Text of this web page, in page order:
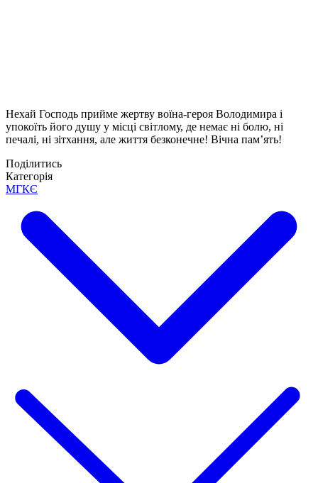
Нехай Господь прийме жертву воїна-героя Володимира і
упокоїть його душу у місці світлому, де немає ні болю, ні
печалі, ні зітхання, але життя безконечне! Вічна пам’ять!
Поділитись
Категорія
МГКЄ